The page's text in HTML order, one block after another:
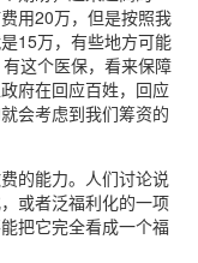
用20万，但是按照我
15万，有些地方可能
这个医保，看来保障
府在回应百姓，回应
会考虑到我们筹资的
的能力。人们讨论说
或者泛福利化的一项
把它完全看成一个福